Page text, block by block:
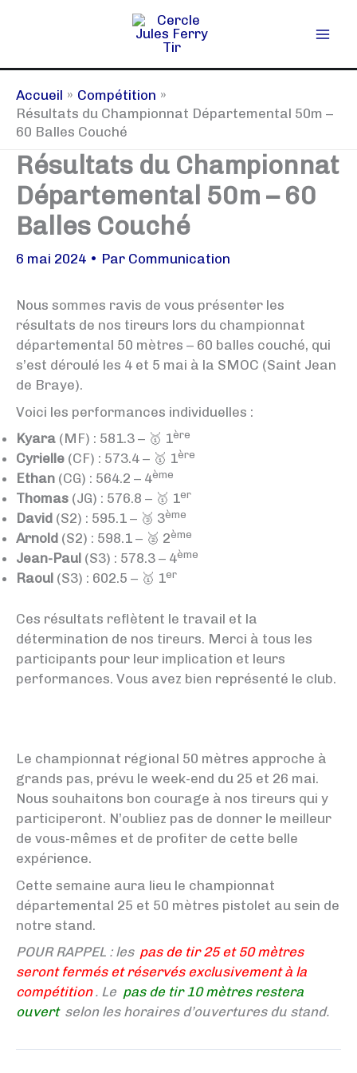
Accueil
Compétition
Résultats du Championnat Départemental 50m –
60 Balles Couché
Résultats du Championnat
Départemental 50m – 60
Balles Couché
6 mai 2024 • Par Communication
Nous sommes ravis de vous présenter les
résultats de nos tireurs lors du championnat
départemental 50 mètres – 60 balles couché, qui
s’est déroulé les 4 et 5 mai à la SMOC (Saint Jean
de Braye).
Voici les performances individuelles :
Kyara (MF) : 581.3 – 🥇 1ère
Cyrielle (CF) : 573.4 – 🥇 1ère
Ethan (CG) : 564.2 – 4ème
Thomas (JG) : 576.8 – 🥇 1er
David (S2) : 595.1 – 🥉 3ème
Arnold (S2) : 598.1 – 🥈 2ème
Jean-Paul (S3) : 578.3 – 4ème
Raoul (S3) : 602.5 – 🥇 1er
Ces résultats reflètent le travail et la
détermination de nos tireurs. Merci à tous les
participants pour leur implication et leurs
performances. Vous avez bien représenté le club.
Le championnat régional 50 mètres approche à
grands pas, prévu le week-end du 25 et 26 mai.
Nous souhaitons bon courage à nos tireurs qui y
participeront. N’oubliez pas de donner le meilleur
de vous-mêmes et de profiter de cette belle
expérience.
Cette semaine aura lieu le championnat
départemental 25 et 50 mètres pistolet au sein de
notre stand.
POUR RAPPEL : les pas de tir 25 et 50 mètres
seront fermés et réservés exclusivement à la
compétition . Le pas de tir 10 mètres restera
ouvert selon les horaires d’ouvertures du stand.